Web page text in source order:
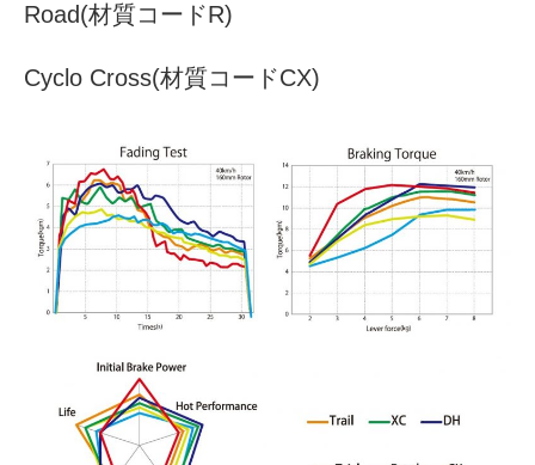
Road(材質コードR)
Cyclo Cross(材質コードCX)